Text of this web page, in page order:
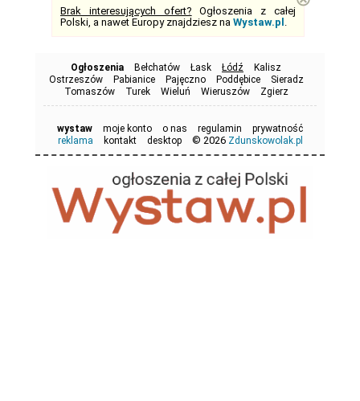
Brak interesujących ofert? Ogłoszenia z całej
Polski, a nawet Europy znajdziesz na Wystaw.pl .
Ogłoszenia Bełchatów Łask Łódź
Kalisz
Ostrzeszów
Pabianice Pajęczno Poddębice
Sieradz
Tomaszów
Turek Wieluń Wieruszów Zgierz
wystaw moje konto o nas regulamin
prywatność
reklama
kontakt desktop © 2026 Zdunskowolak.pl